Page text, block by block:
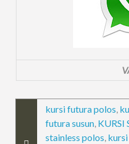
kursi futura polos,
futura susun, KURSI
stainless polos, kursi